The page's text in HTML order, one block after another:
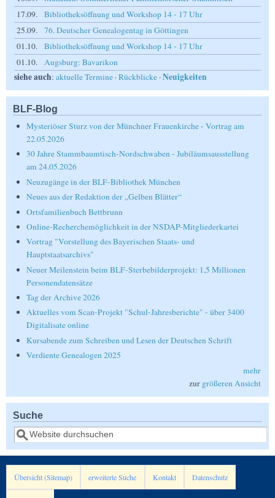
17.09.
Bibliotheksöffnung und Workshop 14 - 17 Uhr
25.09.
76. Deutscher Genealogentag in Göttingen
01.10.
Bibliotheksöffnung und Workshop 14 - 17 Uhr
01.10.
Augsburg: Bavarikon
siehe auch: aktuelle Termine ·Rückblicke ·Neuigkeiten
BLF-Blog
Mysteriöser Sturz von der Münchner Frauenkirche - Vortrag am
22.05.2026
30 Jahre Stammbaumtisch-Nordschwaben - Jubiläumsausstellung
am 24.05.2026
Neuzugänge in der BLF-Bibliothek München
Neues aus der Redaktion der „Gelben Blätter“
Ortsfamilienbuch Bettbrunn
Online-Recherchemöglichkeit in der NSDAP-Mitgliederkartei
Vortrag "Vorstellung des Bayerischen Staats- und
Hauptstaatsarchivs"
Neuer Meilenstein beim BLF-Sterbebilderprojekt: 1,5 Millionen
Personendatensätze
Tag der Archive 2026
Aktuelles vom Scan-Projekt "Schul-Jahresberichte" - über 3400
Digitalisate online
Kursabende zum Schreiben und Lesen der Deutschen Schrift
Verdiente Genealogen 2025
mehr
zur größeren Ansicht
Suche
Suche
Übersicht (Sitemap) erweiterte Suche Kontakt Datenschutz